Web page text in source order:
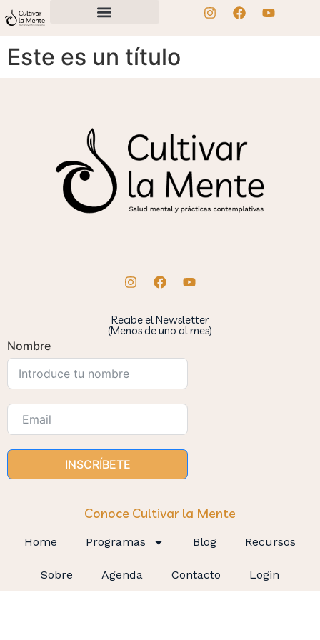
Este es un título
Recibe el Newsletter
(Menos de uno al mes)
Nombre
INSCRÍBETE
Conoce Cultivar la Mente
Home Programas Blog Recursos
Sobre Agenda Contacto Login